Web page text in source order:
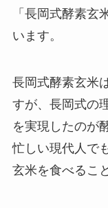
「長岡式酵素玄
います。
長岡式酵素玄米
すが、長岡式の
を実現したのが
忙しい現代人で
玄米を食べるこ